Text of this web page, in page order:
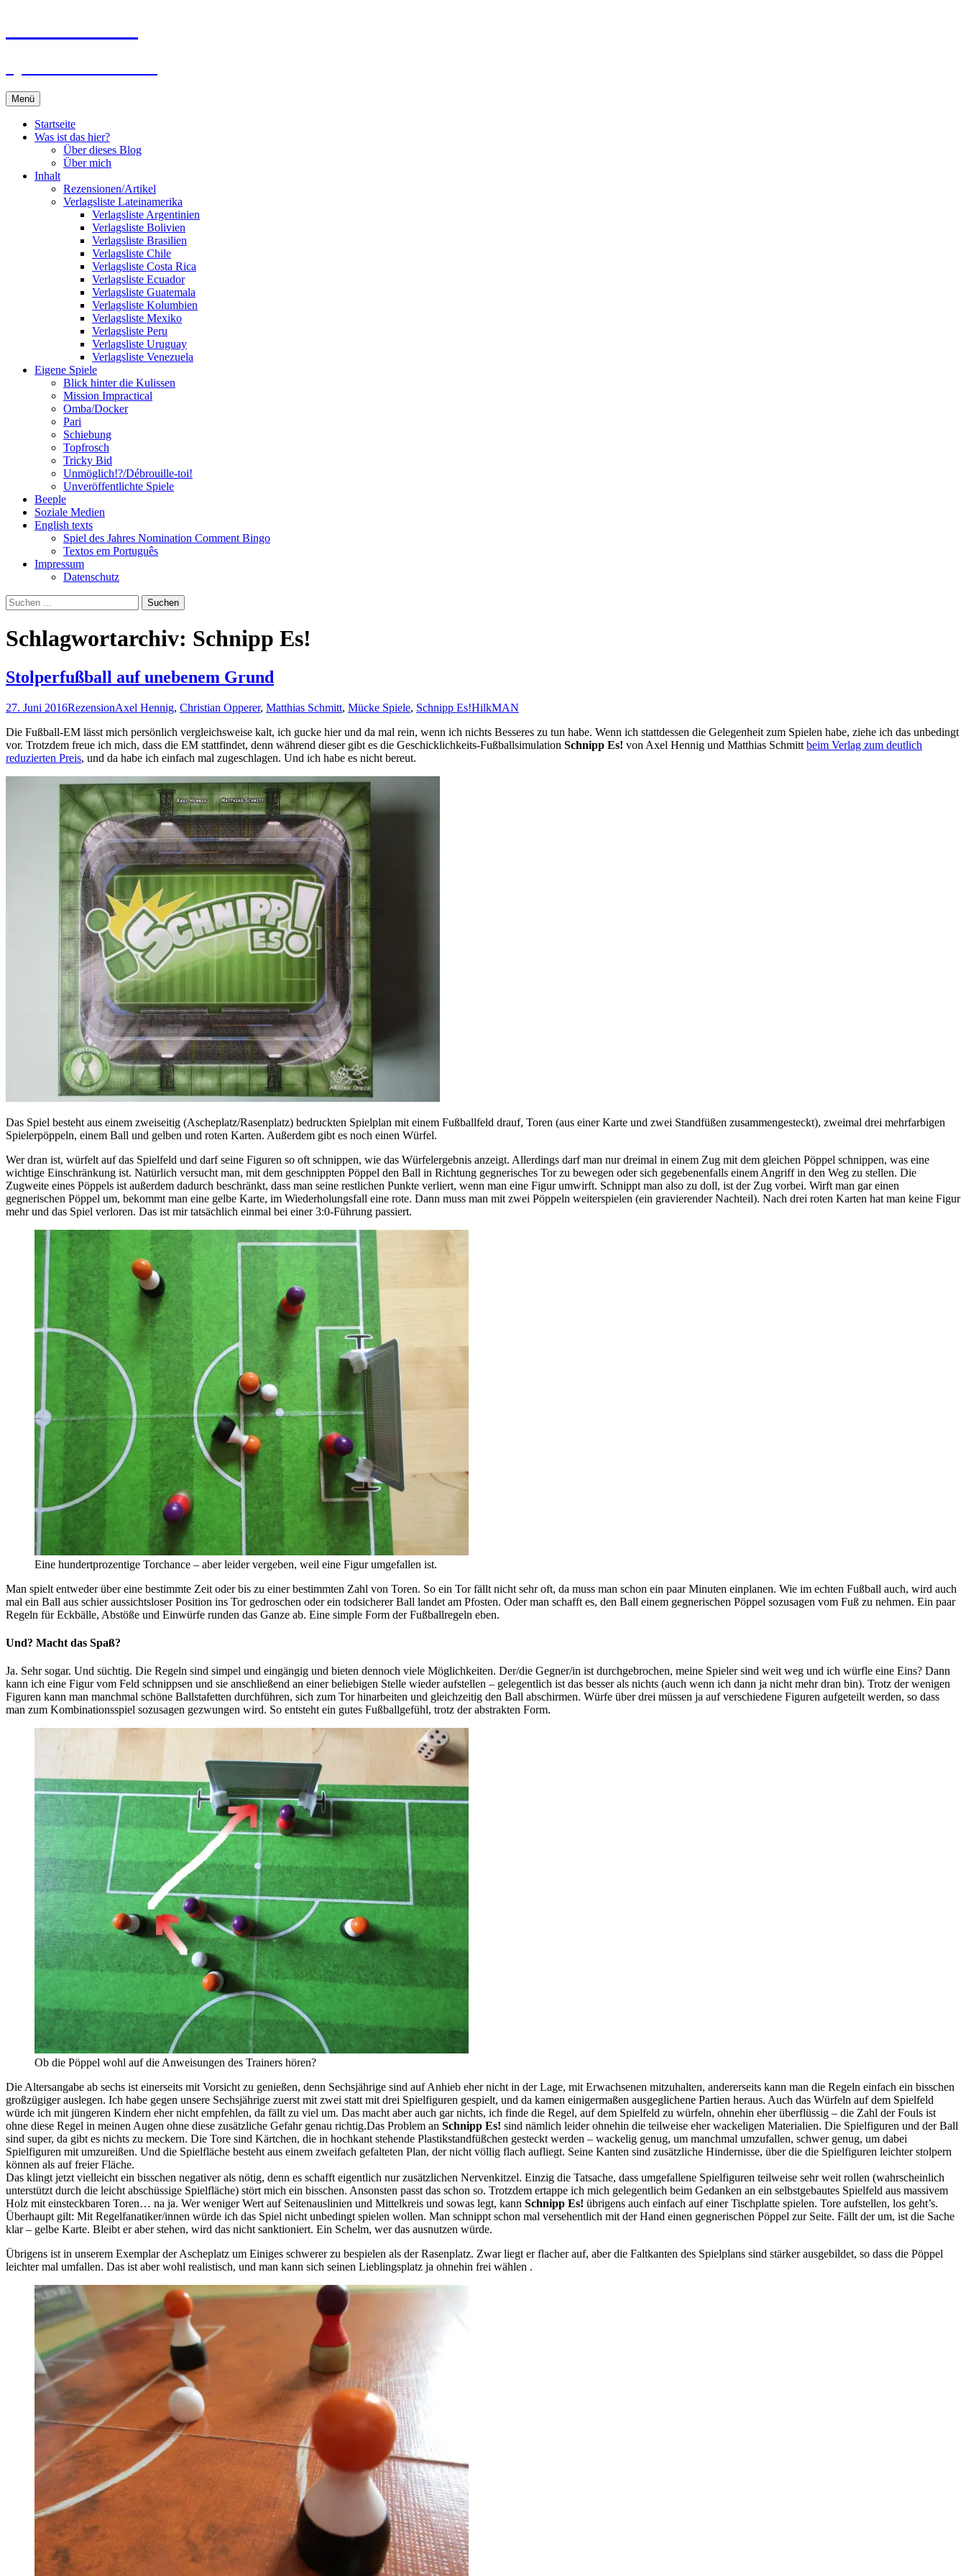
Menü
Startseite
Was ist das hier?
Über dieses Blog
Über mich
Inhalt
Rezensionen/Artikel
Verlagsliste Lateinamerika
Verlagsliste Argentinien
Verlagsliste Bolivien
Verlagsliste Brasilien
Verlagsliste Chile
Verlagsliste Costa Rica
Verlagsliste Ecuador
Verlagsliste Guatemala
Verlagsliste Kolumbien
Verlagsliste Mexiko
Verlagsliste Peru
Verlagsliste Uruguay
Verlagsliste Venezuela
Eigene Spiele
Blick hinter die Kulissen
Mission Impractical
Omba/Docker
Pari
Schiebung
Topfrosch
Tricky Bid
Unmöglich!?/Débrouille-toi!
Unveröffentlichte Spiele
Beeple
Soziale Medien
English texts
Spiel des Jahres Nomination Comment Bingo
Textos em Português
Impressum
Datenschutz
Suchen
nach:
Schlagwortarchiv: Schnipp Es!
Stolperfußball auf unebenem Grund
27. Juni 2016RezensionAxel Hennig, Christian Opperer, Matthias Schmitt, Mücke Spiele, Schnipp Es!HilkMAN
Die Fußball-EM lässt mich persönlich vergleichsweise kalt, ich gucke hier und da mal rein, wenn ich nichts Besseres zu tun habe. Wenn ich stattdessen die Gelegenheit zum Spielen habe, ziehe ich das unbedingt
vor. Trotzdem freue ich mich, dass die EM stattfindet, denn während dieser gibt es die Geschicklichkeits-Fußballsimulation Schnipp Es! von Axel Hennig und Matthias Schmitt beim Verlag zum deutlich
reduzierten Preis, und da habe ich einfach mal zugeschlagen. Und ich habe es nicht bereut.
Das Spiel besteht aus einem zweiseitig (Ascheplatz/Rasenplatz) bedruckten Spielplan mit einem Fußballfeld drauf, Toren (aus einer Karte und zwei Standfüßen zusammengesteckt), zweimal drei mehrfarbigen
Spielerpöppeln, einem Ball und gelben und roten Karten. Außerdem gibt es noch einen Würfel.
Wer dran ist, würfelt auf das Spielfeld und darf seine Figuren so oft schnippen, wie das Würfelergebnis anzeigt. Allerdings darf man nur dreimal in einem Zug mit dem gleichen Pöppel schnippen, was eine
wichtige Einschränkung ist. Natürlich versucht man, mit dem geschnippten Pöppel den Ball in Richtung gegnerisches Tor zu bewegen oder sich gegebenenfalls einem Angriff in den Weg zu stellen. Die
Zugweite eines Pöppels ist außerdem dadurch beschränkt, dass man seine restlichen Punkte verliert, wenn man eine Figur umwirft. Schnippt man also zu doll, ist der Zug vorbei. Wirft man gar einen
gegnerischen Pöppel um, bekommt man eine gelbe Karte, im Wiederholungsfall eine rote. Dann muss man mit zwei Pöppeln weiterspielen (ein gravierender Nachteil). Nach drei roten Karten hat man keine Figur
mehr und das Spiel verloren. Das ist mir tatsächlich einmal bei einer 3:0-Führung passiert.
Eine hundertprozentige Torchance – aber leider vergeben, weil eine Figur umgefallen ist.
Man spielt entweder über eine bestimmte Zeit oder bis zu einer bestimmten Zahl von Toren. So ein Tor fällt nicht sehr oft, da muss man schon ein paar Minuten einplanen. Wie im echten Fußball auch, wird auch
mal ein Ball aus schier aussichtsloser Position ins Tor gedroschen oder ein todsicherer Ball landet am Pfosten. Oder man schafft es, den Ball einem gegnerischen Pöppel sozusagen vom Fuß zu nehmen. Ein paar
Regeln für Eckbälle, Abstöße und Einwürfe runden das Ganze ab. Eine simple Form der Fußballregeln eben.
Und? Macht das Spaß?
Ja. Sehr sogar. Und süchtig. Die Regeln sind simpel und eingängig und bieten dennoch viele Möglichkeiten. Der/die Gegner/in ist durchgebrochen, meine Spieler sind weit weg und ich würfle eine Eins? Dann
kann ich eine Figur vom Feld schnippsen und sie anschließend an einer beliebigen Stelle wieder aufstellen – gelegentlich ist das besser als nichts (auch wenn ich dann ja nicht mehr dran bin). Trotz der wenigen
Figuren kann man manchmal schöne Ballstafetten durchführen, sich zum Tor hinarbeiten und gleichzeitig den Ball abschirmen. Würfe über drei müssen ja auf verschiedene Figuren aufgeteilt werden, so dass
man zum Kombinationsspiel sozusagen gezwungen wird. So entsteht ein gutes Fußballgefühl, trotz der abstrakten Form.
Ob die Pöppel wohl auf die Anweisungen des Trainers hören?
Die Altersangabe ab sechs ist einerseits mit Vorsicht zu genießen, denn Sechsjährige sind auf Anhieb eher nicht in der Lage, mit Erwachsenen mitzuhalten, andererseits kann man die Regeln einfach ein bisschen
großzügiger auslegen. Ich habe gegen unsere Sechsjährige zuerst mit zwei statt mit drei Spielfiguren gespielt, und da kamen einigermaßen ausgeglichene Partien heraus. Auch das Würfeln auf dem Spielfeld
würde ich mit jüngeren Kindern eher nicht empfehlen, da fällt zu viel um. Das macht aber auch gar nichts, ich finde die Regel, auf dem Spielfeld zu würfeln, ohnehin eher überflüssig – die Zahl der Fouls ist
ohne diese Regel in meinen Augen ohne diese zusätzliche Gefahr genau richtig.Das Problem an Schnipp Es! sind nämlich leider ohnehin die teilweise eher wackeligen Materialien. Die Spielfiguren und der Ball
sind super, da gibt es nichts zu meckern. Die Tore sind Kärtchen, die in hochkant stehende Plastikstandfüßchen gesteckt werden – wackelig genug, um manchmal umzufallen, schwer genug, um dabei
Spielfiguren mit umzureißen. Und die Spielfläche besteht aus einem zweifach gefalteten Plan, der nicht völlig flach aufliegt. Seine Kanten sind zusätzliche Hindernisse, über die die Spielfiguren leichter stolpern
können als auf freier Fläche.
Das klingt jetzt vielleicht ein bisschen negativer als nötig, denn es schafft eigentlich nur zusätzlichen Nervenkitzel. Einzig die Tatsache, dass umgefallene Spielfiguren teilweise sehr weit rollen (wahrscheinlich
unterstützt durch die leicht abschüssige Spielfläche) stört mich ein bisschen. Ansonsten passt das schon so. Trotzdem ertappe ich mich gelegentlich beim Gedanken an ein selbstgebautes Spielfeld aus massivem
Holz mit einsteckbaren Toren… na ja. Wer weniger Wert auf Seitenauslinien und Mittelkreis und sowas legt, kann Schnipp Es! übrigens auch einfach auf einer Tischplatte spielen. Tore aufstellen, los geht’s.
Überhaupt gilt: Mit Regelfanatiker/innen würde ich das Spiel nicht unbedingt spielen wollen. Man schnippt schon mal versehentlich mit der Hand einen gegnerischen Pöppel zur Seite. Fällt der um, ist die Sache
klar – gelbe Karte. Bleibt er aber stehen, wird das nicht sanktioniert. Ein Schelm, wer das ausnutzen würde.
Übrigens ist in unserem Exemplar der Ascheplatz um Einiges schwerer zu bespielen als der Rasenplatz. Zwar liegt er flacher auf, aber die Faltkanten des Spielplans sind stärker ausgebildet, so dass die Pöppel
leichter mal umfallen. Das ist aber wohl realistisch, und man kann sich seinen Lieblingsplatz ja ohnehin frei wählen .